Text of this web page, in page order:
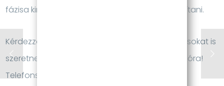
fázisa kimarad és lehet szájban hagyva is tisztítani.
Kérdezzen minket, ha személyre szabott tanácsokat is
szeretne kapni! Jelentkezzen be egy konzultációra!
Telefonszámunk: 06 70 605 6565.